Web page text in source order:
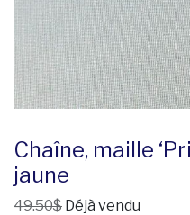
Chaîne, maille
jaune
49.50$ Déjà vendu